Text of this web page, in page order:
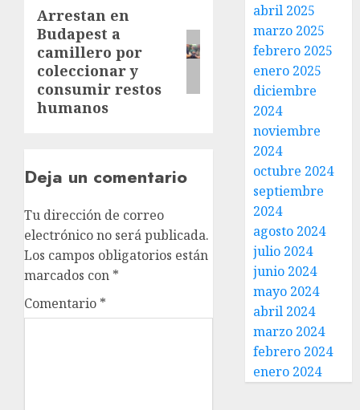
Arrestan en
Budapest a
camillero por
coleccionar y
consumir restos
humanos
Deja un comentario
Tu dirección de correo
electrónico no será publicada.
Los campos obligatorios están
marcados con *
Comentario *
abril 2025
marzo 2025
febrero 2025
enero 2025
diciembre
2024
noviembre
2024
octubre 2024
septiembre
2024
agosto 2024
julio 2024
junio 2024
mayo 2024
abril 2024
marzo 2024
febrero 2024
enero 2024